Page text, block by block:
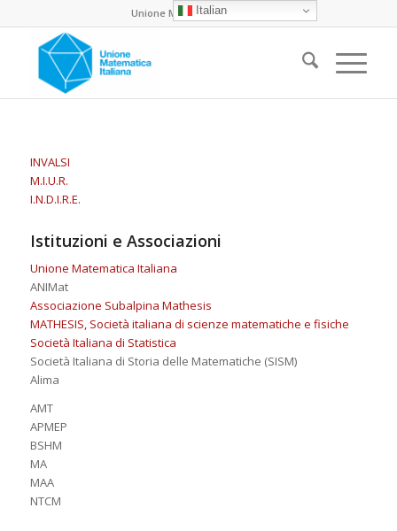
Unione Matematica Italiana
INVALSI
M.I.U.R.
I.N.D.I.R.E.
Istituzioni e Associazioni
Unione Matematica Italiana
ANIMat
Associazione Subalpina Mathesis
MATHESIS, Società italiana di scienze matematiche e fisiche
Società Italiana di Statistica
Società Italiana di Storia delle Matematiche (SISM)
Alima
AMT
APMEP
BSHM
MA
MAA
NTCM
Italian